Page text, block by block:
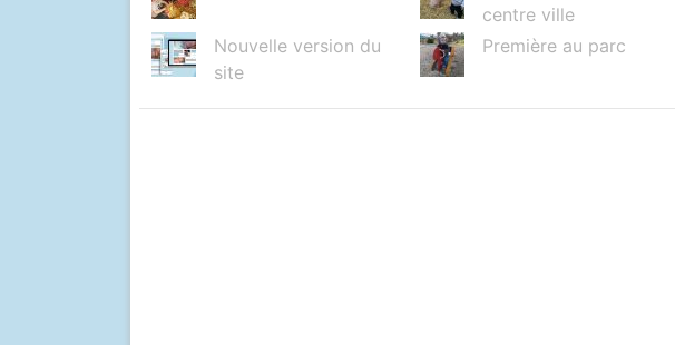
centre ville
Nouvelle version du
site
Première au parc